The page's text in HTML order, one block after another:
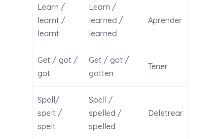
Learn /
learnt /
learnt
Learn /
learned /
learned
Aprender
Get / got /
got
Get / got /
gotten
Tener
Spell/
spelt /
spelt
Spell /
spelled /
spelled
Deletrear